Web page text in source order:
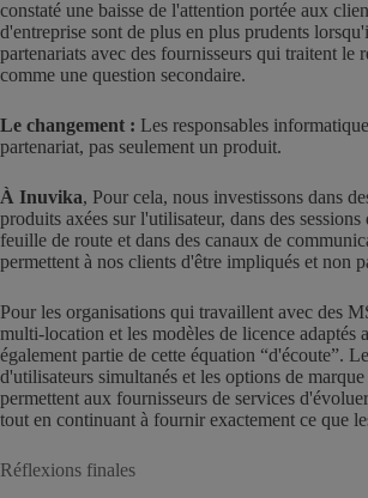
constaté une baisse de l'attention portée aux
d'entreprise sont de plus en plus prudents
partenariats avec des fournisseurs qui traitent le
comme une question secondaire.
Le changement : Les responsables
partenariat, pas seulement un produit.
À Inuvika, Pour cela, nous investissons dans
produits axées sur l'utilisateur, dans des
feuille de route et dans des canaux de
permettent à nos clients d'être impliqués et non
Pour les organisations qui travaillent avec des
multi-location et les modèles de licence adaptés
également partie de cette équation “d'écoute”.
d'utilisateurs simultanés et les options de
permettent aux fournisseurs de services
tout en continuant à fournir exactement ce que
Réflexions finales